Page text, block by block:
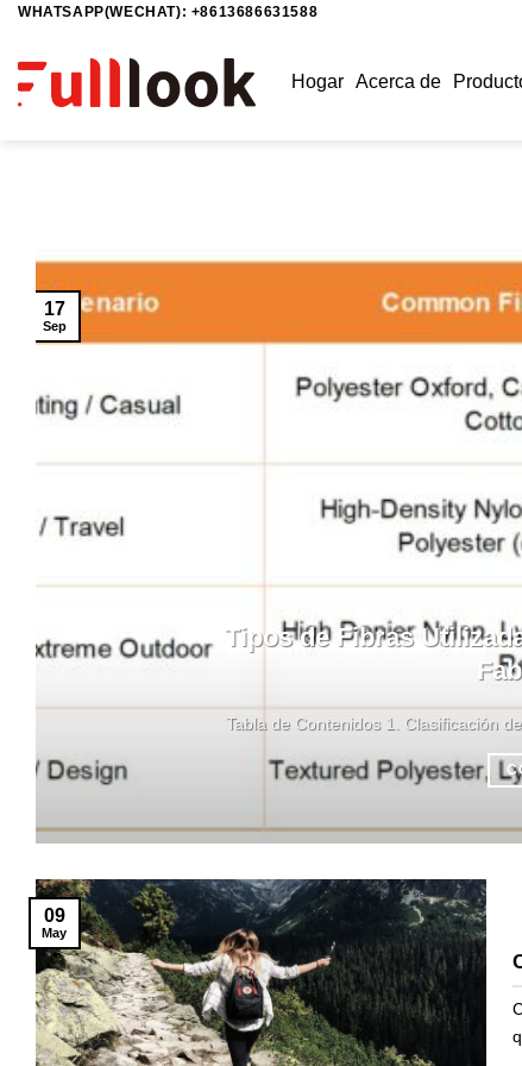
Saltar
contenido
WHATSAPP(WECHAT): +8613686631588
Hogar Acerca de
Tipos de Fibras
Tabla de Contenidos 1. Clasificación
17
Sep
09
May